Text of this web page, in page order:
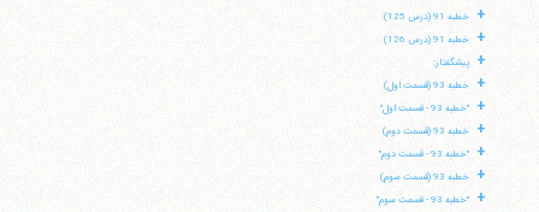
+ خطبه 91 (درس 125)
+ خطبه 91 (درس 126)
+ پیشگفتار:
+ خطبه 93 (قسمت اول)
+ "خطبه 93 - قسمت اول"
+ خطبه 93 (قسمت دوم)
+ "خطبه 93 - قسمت دوم"
+ خطبه 93 (قسمت سوم)
+ "خطبه 93 - قسمت سوم"